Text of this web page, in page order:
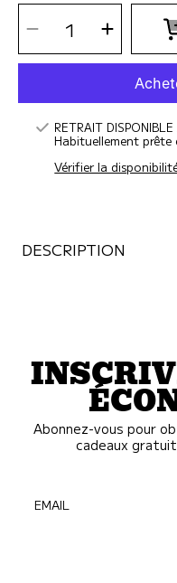
SÉLECTIONNEZ
LA
QUANTITÉ
Diminuer
la
quantité
pour
RC
pour
chien
Clip
1/2
la
pour
RC
pour
chien
Clip
1/2
RETRAIT
Habituellement prête
Vérifier la
DESCRIPTION
Abonnez-vous pour
cadeaux
EMAIL